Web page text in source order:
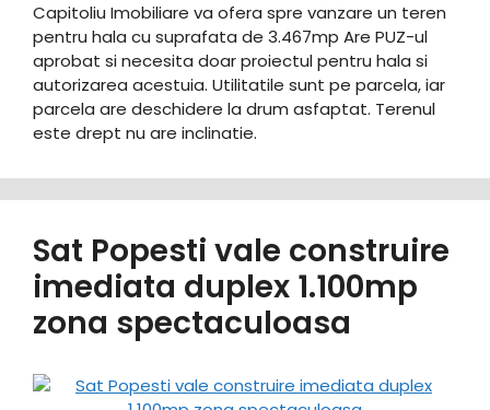
Capitoliu Imobiliare va ofera spre vanzare un teren
pentru hala cu suprafata de 3.467mp Are PUZ-ul
aprobat si necesita doar proiectul pentru hala si
autorizarea acestuia. Utilitatile sunt pe parcela, iar
parcela are deschidere la drum asfaptat. Terenul
este drept nu are inclinatie.
Sat Popesti vale construire
imediata duplex 1.100mp
zona spectaculoasa